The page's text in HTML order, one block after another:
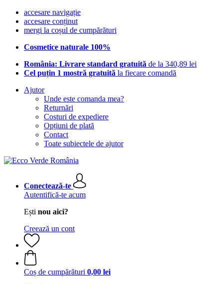
accesare navigație
accesare conținut
mergi la coșul de cumpărături
Cosmetice naturale 100%
România: Livrare standard gratuită de la 340,89 lei
Cel puțin 1 mostră gratuită la fiecare comandă
Ajutor
Unde este comanda mea?
Returnări
Costuri de expediere
Opțiuni de plată
Contact
Toate subiectele de ajutor
Conectează-te
Autentifică-te acum
Ești nou aici?
Creează un cont
Coș de cumpărături 0,00 lei